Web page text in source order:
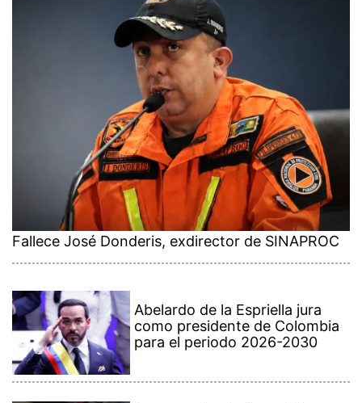
Fallece José Donderis, exdirector de SINAPROC
Abelardo de la Espriella jura
como presidente de Colombia
para el periodo 2026-2030